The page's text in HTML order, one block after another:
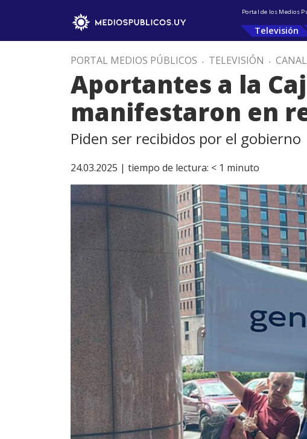
Portal de los Medios
Televisión
PORTAL MEDIOS PÚBLICOS . TELEVISIÓN .
Aportantes a la
manifestaron en
Piden ser recibidos por el gobierno
24.03.2025 | tiempo de lectura: < 1 minuto